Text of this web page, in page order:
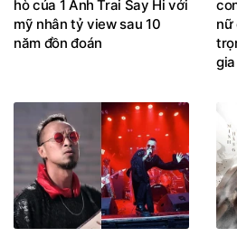
hò của 1 Anh Trai Say Hi với
mỹ nhân tỷ view sau 10
năm đồn đoán
nữ